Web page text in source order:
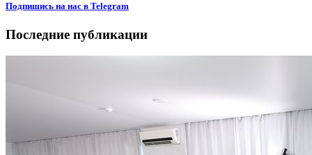
Подпишиcь на нас в Telegram
Последние публикации